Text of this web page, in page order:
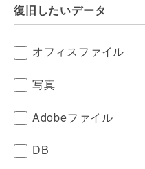
復旧したいデータ
オフィスファイル
写真
Adobeファイル
DB